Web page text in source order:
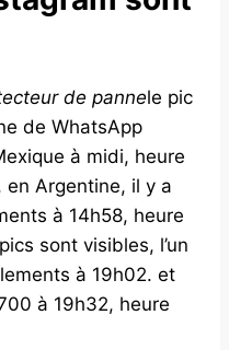
de pannele pic
de WhatsApp
à midi, heure
Argentine, il y a
à 14h58, heure
sont visibles, l’un
à 19h02. et
à 19h32, heure